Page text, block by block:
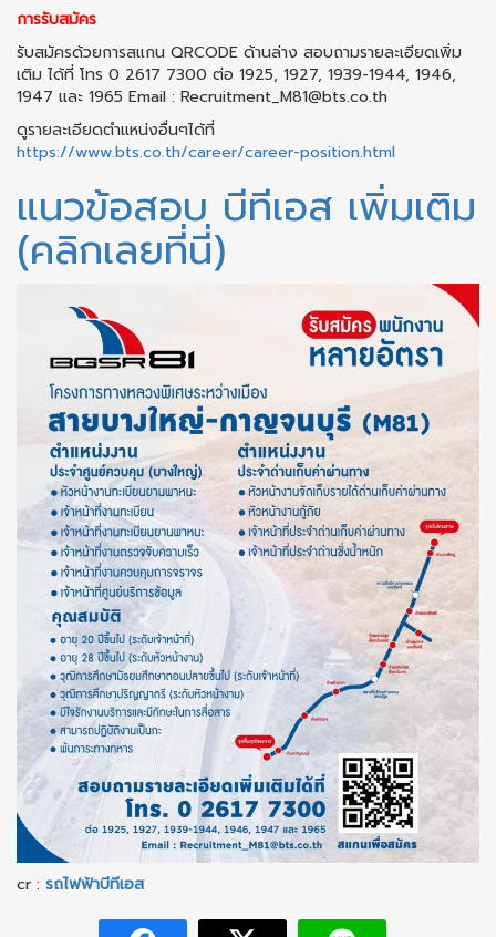
การรับสมัคร
รับสมัครด้วยการสแกน QRCODE ด้านล่าง สอบถามรายละเอียดเพิ่ม
เติม ได้ที่ โทร 0 2617 7300 ต่อ 1925, 1927, 1939-1944, 1946,
1947 และ 1965 Email : Recruitment_M81@bts.co.th
ดูรายละเอียดตำแหน่งอื่นๆได้ที่
https://www.bts.co.th/career/career-position.html
แนวข้อสอบ บีทีเอส เพิ่มเติม
(คลิกเลยที่นี่)
cr : รถไฟฟ้าบีทีเอส